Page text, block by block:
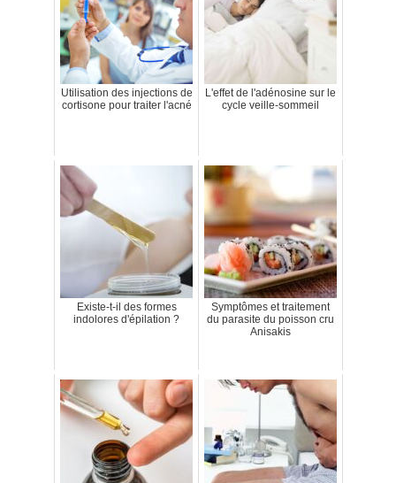
Utilisation des injections de
cortisone pour traiter l'acné
L'effet de l'adénosine sur le
cycle veille-sommeil
Existe-t-il des formes
indolores d'épilation ?
Symptômes et traitement
du parasite du poisson cru
Anisakis